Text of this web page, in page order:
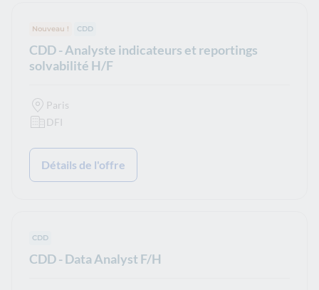
Nouveau ! Type de contrat :
CDD
CDD - Analyste indicateurs et reportings
solvabilité H/F
Paris
DFI
Détails de l'offre
Type de contrat :
CDD
CDD - Data Analyst F/H